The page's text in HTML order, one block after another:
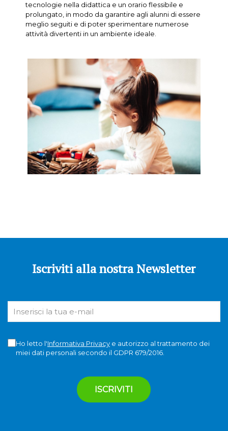
tecnologie nella didattica e un orario flessibile e
prolungato, in modo da garantire agli alunni di essere
meglio seguiti e di poter sperimentare numerose
attività divertenti in un ambiente ideale.
Iscriviti alla nostra Newsletter
Ho letto l'Informativa Privacye autorizzo al trattamento dei
miei dati personali secondo il GDPR 679/2016.